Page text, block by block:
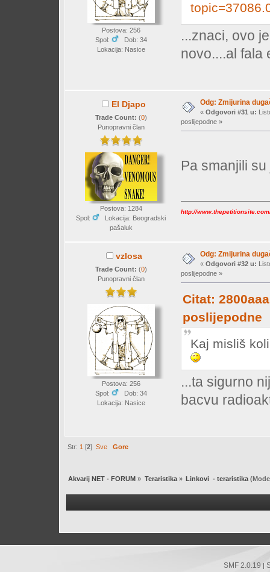
Postova: 256
Spol:
Dob: 34
Lokacija: Nasice
...znaci, ovo
novo....al
El Djapo
Trade Count: (0)
Punopravni član
Postova: 1284
Spol:
Lokacija: Beogradski
pašaluk
Odg: Zmijurina
« Odgovori #31 u:
poslijepodne »
Pa smanjili
http://
vzlosa
Trade Count: (0)
Punopravni član
Postova: 256
Spol:
Dob: 34
Lokacija: Nasice
Odg: Zmijurina
« Odgovori #32 u:
poslijepodne »
Citat:
poslijepodne
Kaj misliš
...ta sigurno
bacvu
Str: 1 [2]Sve Gore
Akvarij NET - FORUM » Teraristika» Linkovi  - teraristika
SMF 2.0.19 |